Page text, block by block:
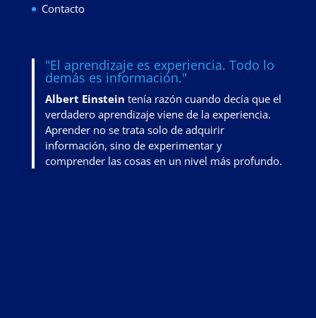
Contacto
"El aprendizaje es experiencia. Todo lo
demás es información."
Albert Einstein tenía razón cuando decía que el
verdadero aprendizaje viene de la experiencia.
Aprender no se trata solo de adquirir
información, sino de experimentar y
comprender las cosas en un nivel más profundo.